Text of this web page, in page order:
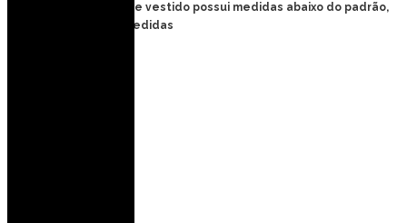
FORMA PEQUENA: esse vestido possui medidas abaixo do padrão,
consulte tabela de medidas